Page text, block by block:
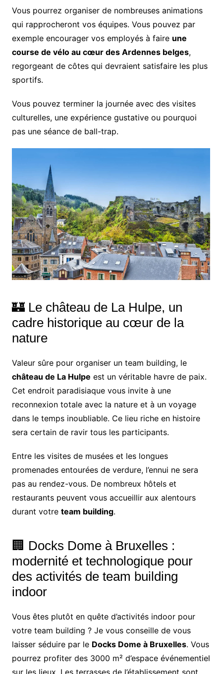
Vous pourrez organiser de nombreuses animations
qui rapprocheront vos équipes. Vous pouvez par
exemple encourager vos employés à faire une
course de vélo au cœur des Ardennes belges,
regorgeant de côtes qui devraient satisfaire les plus
sportifs.
Vous pouvez terminer la journée avec des visites
culturelles, une expérience gustative ou pourquoi
pas une séance de ball-trap.
🏰 Le château de La Hulpe, un
cadre historique au cœur de la
nature
Valeur sûre pour organiser un team building, le
château de La Hulpe est un véritable havre de paix.
Cet endroit paradisiaque vous invite à une
reconnexion totale avec la nature et à un voyage
dans le temps inoubliable. Ce lieu riche en histoire
sera certain de ravir tous les participants.
Entre les visites de musées et les longues
promenades entourées de verdure, l’ennui ne sera
pas au rendez-vous. De nombreux hôtels et
restaurants peuvent vous accueillir aux alentours
durant votre team building.
🏢 Docks Dome à Bruxelles :
modernité et technologique pour
des activités de team building
indoor
Vous êtes plutôt en quête d’activités indoor pour
votre team building ? Je vous conseille de vous
laisser séduire par le Docks Dome à Bruxelles. Vous
pourrez profiter des 3000 m² d’espace événementiel